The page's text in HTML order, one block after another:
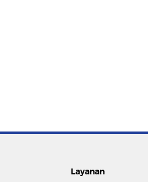
Layanan